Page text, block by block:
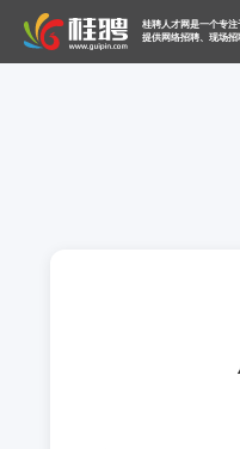
桂聘人才网是一个专
提供网络招聘、现场招